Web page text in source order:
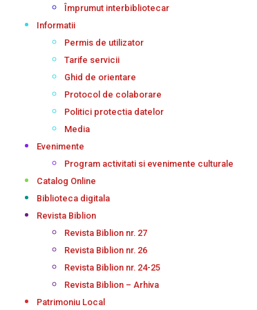
Împrumut interbibliotecar
Informatii
Permis de utilizator
Tarife servicii
Ghid de orientare
Protocol de colaborare
Politici protectia datelor
Media
Evenimente
Program activitati si evenimente culturale
Catalog Online
Biblioteca digitala
Revista Biblion
Revista Biblion nr. 27
Revista Biblion nr. 26
Revista Biblion nr. 24-25
Revista Biblion – Arhiva
Patrimoniu Local